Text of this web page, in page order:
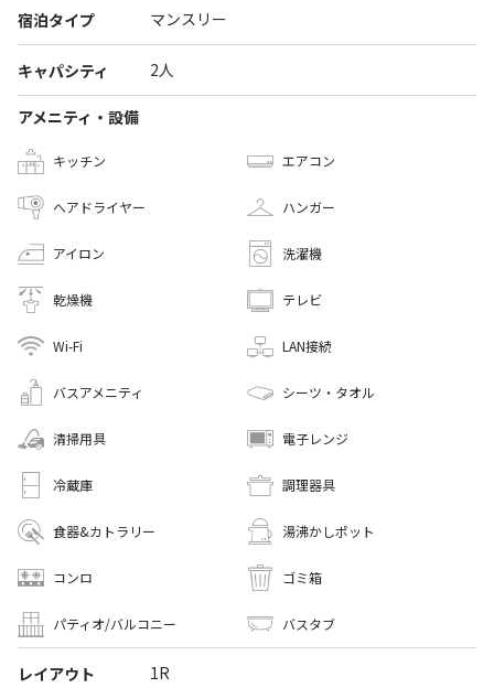
宿泊タイプ マンスリー
キャパシティ 2人
アメニティ・設備
キッチン エアコン
へアドライヤー ハンガー
アイロン 洗濯機
乾燥機 テレビ
Wi-Fi LAN接続
バスアメニティ シーツ・タオル
清掃用具 電子レンジ
冷蔵庫 調理器具
食器&カトラリー 湯沸かしポット
コンロ ゴミ箱
パティオ/バルコニー バスタブ
レイアウト 1R